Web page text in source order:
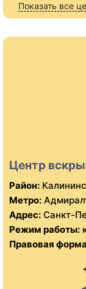
Показать все
Центр
Район:
Метро:
Адрес: Санкт-
Режим работы:
Правовая